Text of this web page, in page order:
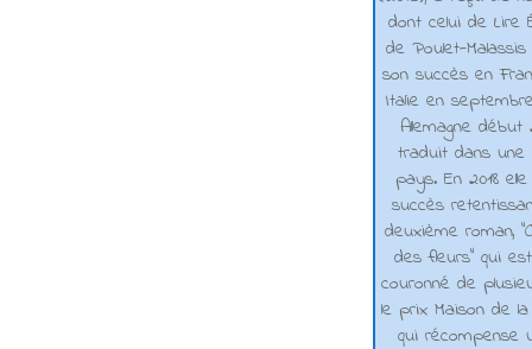
dont celui de Lire
de Poulet-
son succès en
Italie en
Allemagne début
traduit dans une
pays. En 2018
succès
deuxième roman,
des fleurs" qui
couronné de
le prix Maison de la
qui récompense